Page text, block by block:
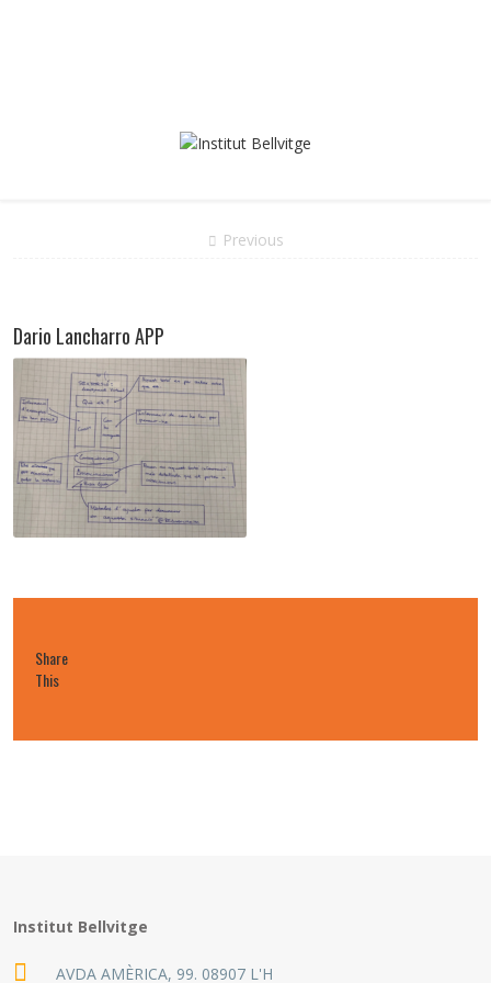
Previous
Dario Lancharro APP
Share
This
Institut Bellvitge
AVDA AMÈRICA, 99. 08907 L'H